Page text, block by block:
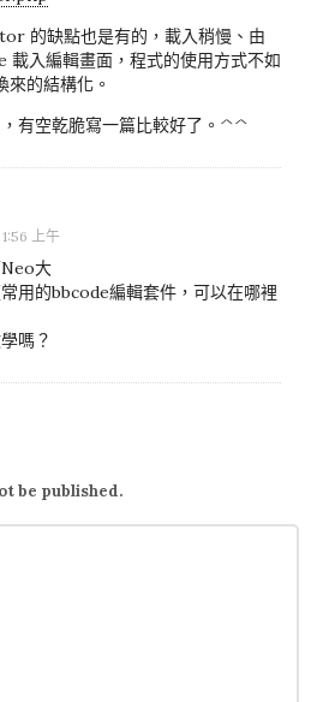
的缺點也是有的，載入稍慢、由
載入編輯畫面，程式的使用方式不如
的結構化。
有空乾脆寫一篇比較好了。^^
上午
大
用的bbcode編輯套件，可以在哪裡
嗎？
be published.